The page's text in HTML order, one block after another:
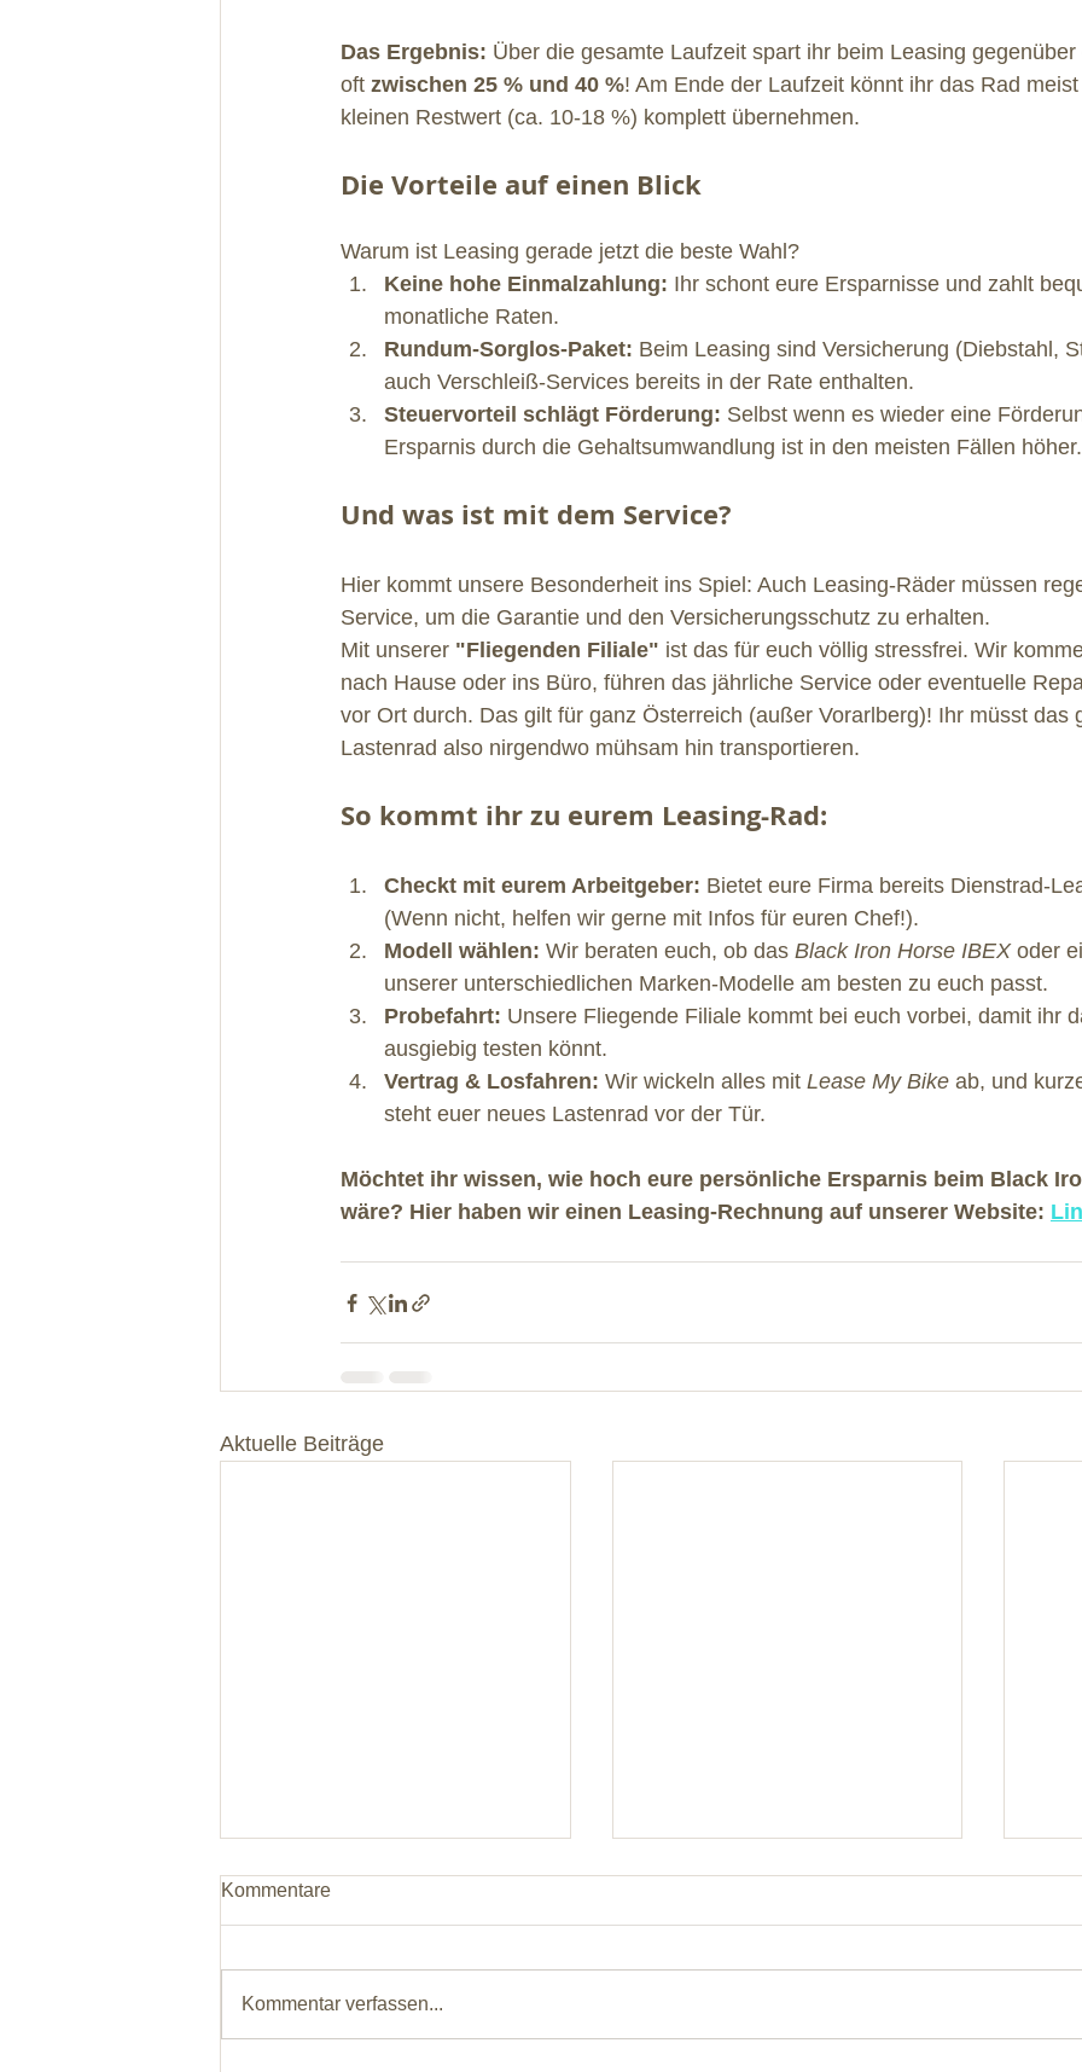
Das Ergebnis: Über die gesamte Laufzeit spart ihr beim Leasing
oft zwischen 25 % und 40 %! Am Ende der Laufzeit könnt ihr das Rad
kleinen Restwert (ca. 10-18 %) komplett übernehmen.
Die Vorteile auf einen Blick
Warum ist Leasing gerade jetzt die beste Wahl?
Keine hohe Einmalzahlung: Ihr schont eure Ersparnisse und zahlt
monatliche Raten.
Rundum-Sorglos-Paket: Beim Leasing sind Versicherung (Diebstahl,
auch Verschleiß-Services bereits in der Rate enthalten.
Steuervorteil schlägt Förderung: Selbst wenn es wieder eine
Ersparnis durch die Gehaltsumwandlung ist in den meisten Fällen höher.
Und was ist mit dem Service?
Hier kommt unsere Besonderheit ins Spiel: Auch Leasing-Räder müssen
Service, um die Garantie und den Versicherungsschutz zu erhalten.
Mit unserer "Fliegenden Filiale" ist das für euch völlig stressfrei. Wir
nach Hause oder ins Büro, führen das jährliche Service oder eventuelle
vor Ort durch. Das gilt für ganz Österreich (außer Vorarlberg)! Ihr müsst das
Lastenrad also nirgendwo mühsam hin transportieren.
So kommt ihr zu eurem Leasing-Rad:
Checkt mit eurem Arbeitgeber: Bietet eure Firma bereits Dienstrad-
(Wenn nicht, helfen wir gerne mit Infos für euren Chef!).
Modell wählen: Wir beraten euch, ob das Black Iron Horse IBEX oder
unserer unterschiedlichen Marken-Modelle am besten zu euch passt.
Probefahrt: Unsere Fliegende Filiale kommt bei euch vorbei, damit ihr
ausgiebig testen könnt.
Vertrag & Losfahren: Wir wickeln alles mit Lease My Bike ab, und
steht euer neues Lastenrad vor der Tür.
Möchtet ihr wissen, wie hoch eure persönliche Ersparnis beim Black
wäre? Hier haben wir einen Leasing-Rechnung auf unserer Website:
Aktuelle Beiträge
Kommentare
Kommentar verfassen...